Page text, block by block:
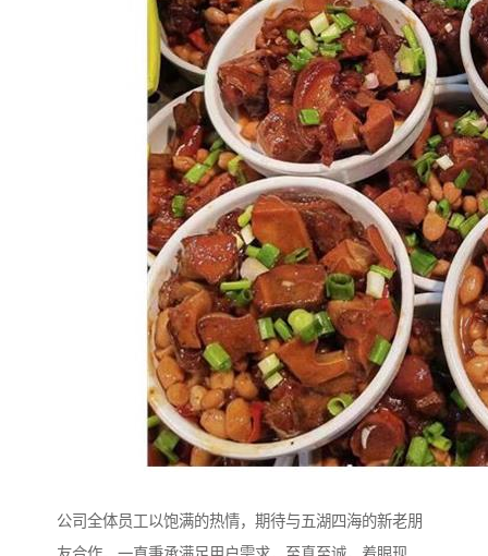
公司全体员工以饱满的热情，期待与五湖四海的新老朋